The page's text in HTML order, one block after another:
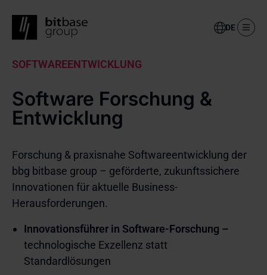
Skip
main
content
Select
SOFTWAREENTWICKLUNG
Software Forschung &
Entwicklung
Forschung & praxisnahe Softwareentwicklung der
bbg bitbase group – geförderte, zukunftssichere
Innovationen für aktuelle Business-
Herausforderungen.
Innovationsführer in Software-Forschung –
technologische Exzellenz statt
Standardlösungen